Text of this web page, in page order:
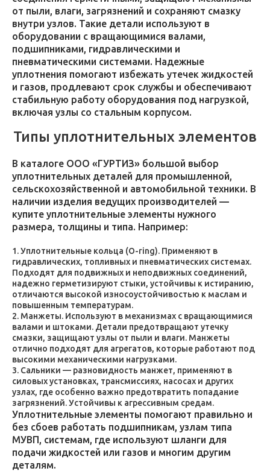
от пыли, влаги, загрязнений и сохраняют смазку
внутри узлов. Такие детали используют в
оборудовании с вращающимися валами,
подшипниками, гидравлическими и
пневматическими системами. Надежные
уплотнения помогают избежать утечек жидкостей
и газов, продлевают срок службы и обеспечивают
стабильную работу оборудования под нагрузкой,
включая узлы со стальным корпусом.
Типы уплотнительных элементов
В каталоге ООО «ГУРТИЗ» большой выбор
уплотнительных деталей для промышленной,
сельскохозяйственной и автомобильной техники. В
наличии изделия ведущих производителей —
купите уплотнительные элементы нужного
размера, толщины и типа. Например:
Уплотнительные кольца (O-ring). Применяют в
гидравлических, топливных и пневматических системах.
Подходят для подвижных и неподвижных соединений,
надежно герметизируют стыки, устойчивы к истиранию,
отличаются высокой износоустойчивостью к маслам и
повышенным температурам.
Манжеты. Используют в механизмах с вращающимися
валами и штоками. Детали предотвращают утечку
смазки, защищают узлы от пыли и влаги. Манжеты
отлично подходят для агрегатов, которые работают под
высокими механическими нагрузками.
Сальники — разновидность манжет, применяют в
силовых установках, трансмиссиях, насосах и других
узлах, где особенно важно предотвратить попадание
загрязнений. Устойчивы к агрессивным средам.
Уплотнительные элементы помогают правильно и
без сбоев работать подшипникам, узлам типа
МУВП, системам, где используют шланги для
подачи жидкостей или газов и многим другим
деталям.